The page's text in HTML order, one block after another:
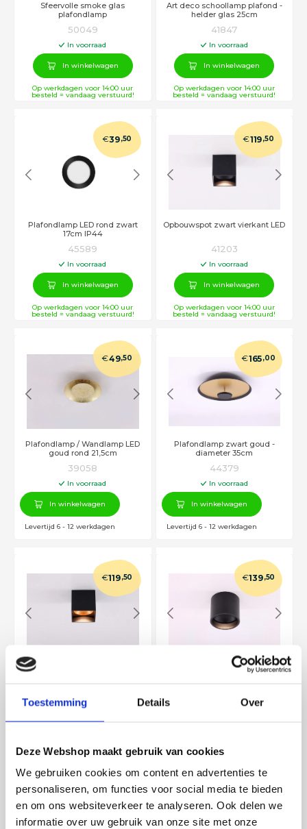
Toestemming Details Over
Deze Webshop maakt gebruik van cookies
We gebruiken cookies om content en advertenties te
personaliseren, om functies voor social media te bieden
en om ons websiteverkeer te analyseren. Ook delen we
informatie over uw gebruik van onze site met onze
Sfeervolle smoke glas
plafondlamp
50049
In voorraad
In winkelwagen
Op werkdagen voor 14:00 uur
besteld = vandaag verstuurd!
Art deco schoollamp plafond -
helder glas 25cm
41847
In voorraad
In winkelwagen
Op werkdagen voor 14:00 uur
besteld = vandaag verstuurd!
Plafondlamp LED rond zwart
17cm IP44
€39,50
45589
In voorraad
In winkelwagen
Op werkdagen voor 14:00 uur
besteld = vandaag verstuurd!
Opbouwspot zwart vierkant LED
€119,50
41203
In voorraad
In winkelwagen
Op werkdagen voor 14:00 uur
besteld = vandaag verstuurd!
Plafondlamp / Wandlamp LED
goud rond 21,5cm
€49,50
39058
In voorraad
In winkelwagen
Levertijd 6 - 12 werkdagen
Plafondlamp zwart goud -
diameter 35cm
€165,00
44379
In voorraad
In winkelwagen
Levertijd 6 - 12 werkdagen
Opbouwspot zwart/goud
€119,50
In voorraad
In winkelwagen
Levertijd 6 - 12 werkdagen
Opbouwspot zwart LED IP54
spatwaterdicht
€139,50
Beschikbaar
Levertijd 6 - 12 werkdagen
€ €